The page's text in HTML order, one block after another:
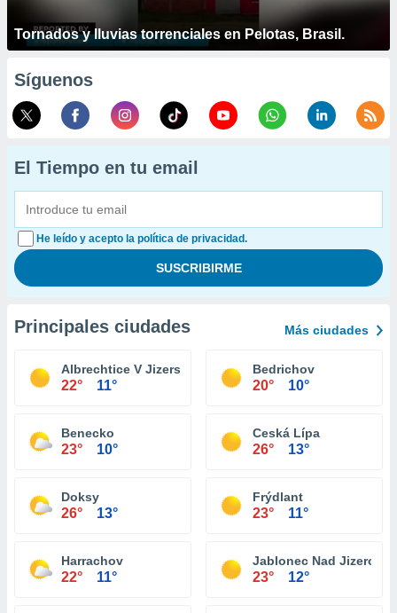
Tornados y lluvias torrenciales en Pelotas, Brasil.
Síguenos
El Tiempo en tu email
He leído y acepto la política de privacidad.
Principales ciudades Más ciudades
Albrechtice V Jizerských Horách
22° 11°
Bedrichov
20° 10°
Benecko
23° 10°
Ceská Lípa
26° 13°
Doksy
26° 13°
Frýdlant
23° 11°
Harrachov
22° 11°
Jablonec Nad Jizerou
23° 12°